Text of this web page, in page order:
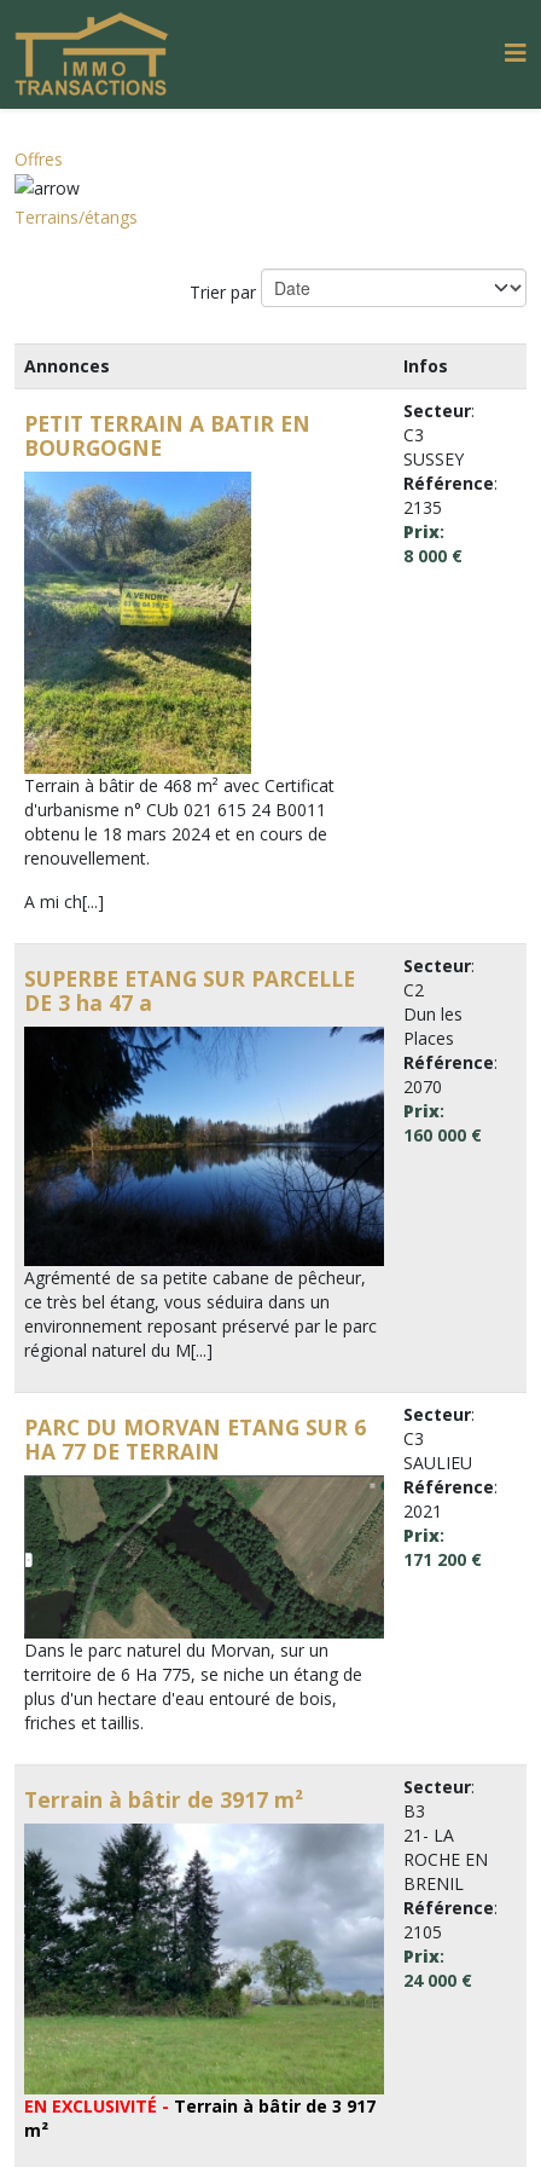
Offres
Terrains/étangs
Trier par
Annonces Infos
PETIT TERRAIN A BATIR EN
BOURGOGNE
Terrain à bâtir de 468 m² avec Certificat
d'urbanisme n° CUb 021 615 24 B0011
obtenu le 18 mars 2024 et en cours de
renouvellement.
A mi ch[...]
Secteur:
C3
SUSSEY
Référence:
2135
Prix:
8 000 €
SUPERBE ETANG SUR PARCELLE
DE 3 ha 47 a
Agrémenté de sa petite cabane de pêcheur,
ce très bel étang, vous séduira dans un
environnement reposant préservé par le parc
régional naturel du M[...]
Secteur:
C2
Dun les
Places
Référence:
2070
Prix:
160 000 €
PARC DU MORVAN ETANG SUR 6
HA 77 DE TERRAIN
Dans le parc naturel du Morvan, sur un
territoire de 6 Ha 775, se niche un étang de
plus d'un hectare d'eau entouré de bois,
friches et taillis.
Secteur:
C3
SAULIEU
Référence:
2021
Prix:
171 200 €
Terrain à bâtir de 3917 m²
EN EXCLUSIVITÉ - Terrain à bâtir de 3 917
m²
Secteur:
B3
21- LA
ROCHE EN
BRENIL
Référence:
2105
Prix:
24 000 €